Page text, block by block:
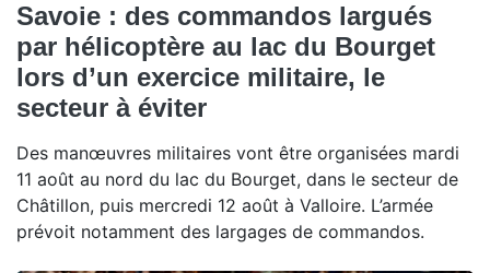
Savoie : des commandos largués
par hélicoptère au lac du Bourget
lors d’un exercice militaire, le
secteur à éviter
Des manœuvres militaires vont être organisées mardi
11 août au nord du lac du Bourget, dans le secteur de
Châtillon, puis mercredi 12 août à Valloire. L’armée
prévoit notamment des largages de commandos.